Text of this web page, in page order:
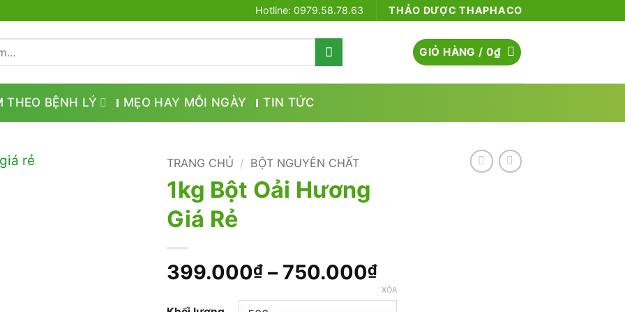
Hotline: 0979.58.78.63 THẢO DƯỢC THAPHACO
GIỎ HÀNG /0₫
THEO BỆNH LÝ MẸO HAY MỖI NGÀY TIN TỨC
TRANG CHỦ / BỘT NGUYÊN CHẤT
1kg Bột Oải Hương
Giá Rẻ
399.000₫ – 750.000₫Khoảng
giá:
XÓA